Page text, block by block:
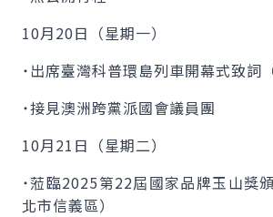
10月20日（星期一）
˙出席臺灣科普環島列車開幕式致詞
˙接見澳洲跨黨派國會議員團
10月21日（星期二）
˙蒞臨2025第22屆國家品牌玉山獎
北市信義區）